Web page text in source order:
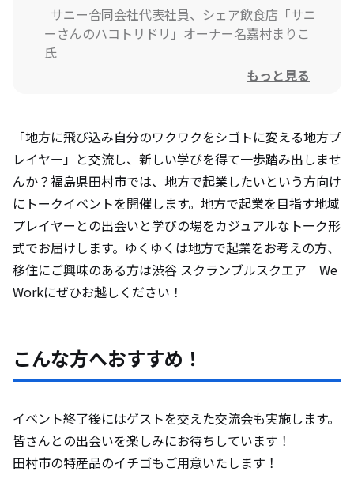
サニー合同会社代表社員、シェア飲食店「サニ
ーさんのハコトリドリ」オーナー名嘉村まりこ
氏
起業型地域おこし協力隊宮之原尚子氏もっと見る
「地方に飛び込み自分のワクワクをシゴトに変える地方プ
レイヤー」と交流し、新しい学びを得て一歩踏み出しませ
んか？福島県田村市では、地方で起業したいという方向け
にトークイベントを開催します。地方で起業を目指す地域
プレイヤーとの出会いと学びの場をカジュアルなトーク形
式でお届けします。ゆくゆくは地方で起業をお考えの方、
移住にご興味のある方は渋谷 スクランブルスクエア We
Workにぜひお越しください！
こんな方へおすすめ！
イベント終了後にはゲストを交えた交流会も実施します。
皆さんとの出会いを楽しみにお待ちしています！
田村市の特産品のイチゴもご用意いたします！